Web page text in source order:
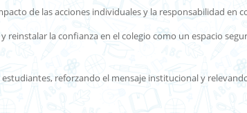
de las acciones individuales y la responsabilidad en
la confianza en el colegio como un espacio
reforzando el mensaje institucional y